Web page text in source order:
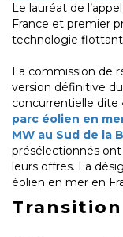
Le lauréat de
France et premier
technologie
La commission de
version définitive
concurrentielle dite
parc éolien en
MW au Sud de la
présélectionnés
leurs offres. La
éolien en mer en